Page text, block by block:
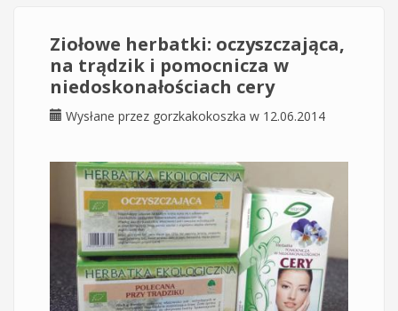
Ziołowe herbatki: oczyszczająca,
na trądzik i pomocnicza w
niedoskonałościach cery
Wysłane przez gorzkakokoszka w 12.06.2014